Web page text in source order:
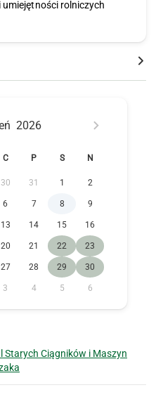
rolniczych
2026
C P S N
30 31 1 2
6 7 8 9
13 14 15 16
20 21 22 23
27 28 29 30
3 4 5 6
Ciągników i Maszyn